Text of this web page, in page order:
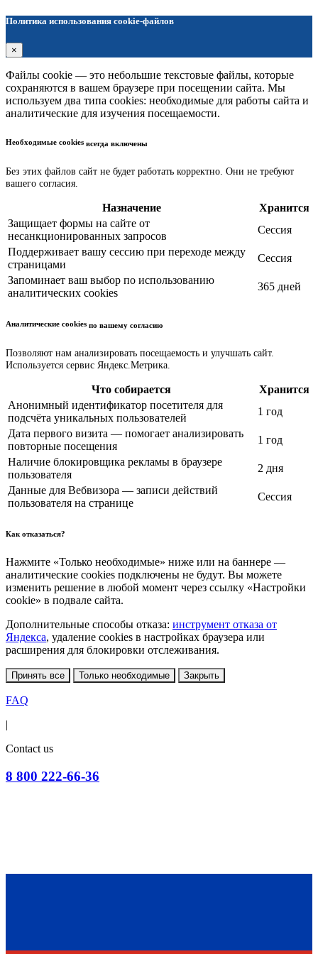
Политика использования cookie-файлов
×
Файлы cookie — это небольшие текстовые файлы, которые
сохраняются в вашем браузере при посещении сайта. Мы
используем два типа cookies: необходимые для работы сайта и
аналитические для изучения посещаемости.
Необходимые cookies всегда включены
Без этих файлов сайт не будет работать корректно. Они не требуют
вашего согласия.
Назначение
Хранится
Защищает формы на сайте от
несанкционированных запросов
Сессия
Поддерживает вашу сессию при переходе между
страницами
Сессия
Запоминает ваш выбор по использованию
аналитических cookies
365 дней
Аналитические cookies по вашему согласию
Позволяют нам анализировать посещаемость и улучшать сайт.
Используется сервис Яндекс.Метрика.
Что собирается
Хранится
Анонимный идентификатор посетителя для
подсчёта уникальных пользователей
1 год
Дата первого визита — помогает анализировать
повторные посещения
1 год
Наличие блокировщика рекламы в браузере
пользователя
2 дня
Данные для Вебвизора — записи действий
пользователя на странице
Сессия
Как отказаться?
Нажмите «Только необходимые» ниже или на баннере —
аналитические cookies подключены не будут. Вы можете
изменить решение в любой момент через ссылку «Настройки
cookie» в подвале сайта.
Дополнительные способы отказа: инструмент отказа от
Яндекса, удаление cookies в настройках браузера или
расширения для блокировки отслеживания.
Принять все Только необходимые Закрыть
FAQ
|
Contact us
8 800 222-66-36